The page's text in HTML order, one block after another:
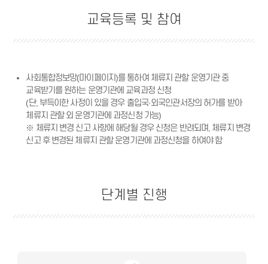
교육등록 및 참여
사회통합정보망(마이페이지)를 통하여 체류지 관할 운영기관 중
교육받기를 원하는 운영기관에 교육과정 신청
(단, 부득이한 사정이 있을 경우 출입국·외국인관서장의 허가를 받아
체류지 관할 외 운영기관에 과정신청 가능)
※ 체류지 변경 신고 사항에 해당될 경우 신청은 반려되며, 체류지 변경
신고 후 변경된 체류지 관할 운영기관에 과정신청을 하여야 함
단계별 진행